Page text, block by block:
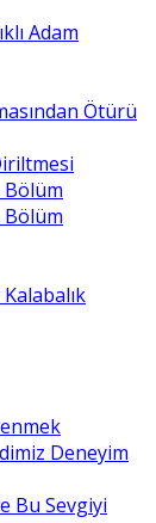
Adam
Ötürü
Bölüm
Bölüm
Deneyim
Bu Sevgiyi